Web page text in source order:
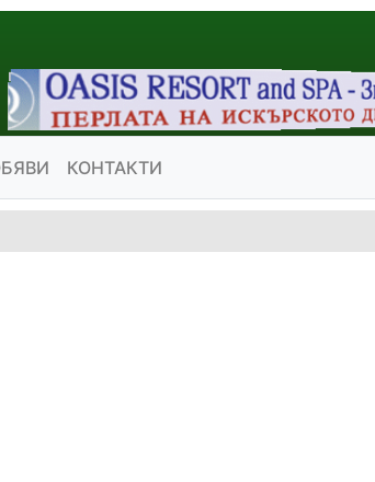
КОНТАКТИ